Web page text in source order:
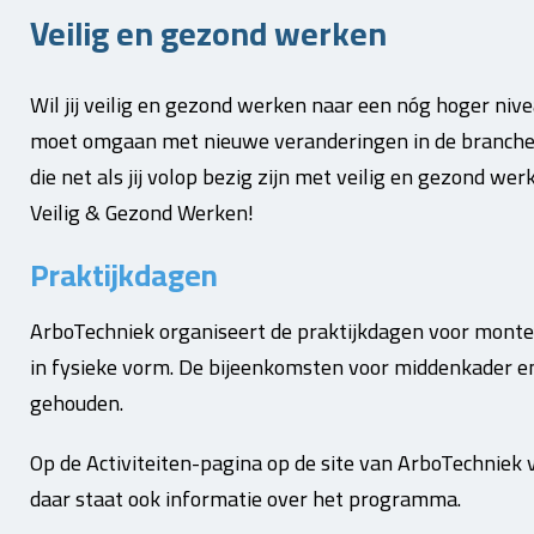
Veilig en gezond werken
Wil jij veilig en gezond werken naar een nóg hoger
moet omgaan met nieuwe veranderingen in de
die net als jij volop bezig zijn met veilig en gezond
Veilig & Gezond Werken!
Praktijkdagen
ArboTechniek organiseert de praktijkdagen voor
in fysieke vorm. De bijeenkomsten voor middenkader
gehouden.
Op de Activiteiten-pagina op de site van
daar staat ook informatie over het programma.